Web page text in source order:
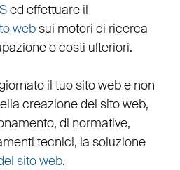
ed effettuare il
websui motori di ricerca
o costi ulteriori.
il tuo sito web e non
creazione del sito web,
di normative,
tecnici, la soluzione
sito web.